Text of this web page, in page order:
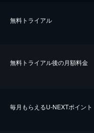
無料トライアル
無料トライアル後の⽉額料金
毎⽉もらえるU-NEXTポイント